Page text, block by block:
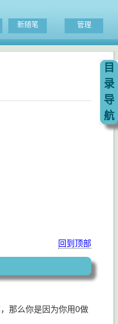
新随笔 管理
回到顶部
，那么你是因为你用0做
目
录
导
航